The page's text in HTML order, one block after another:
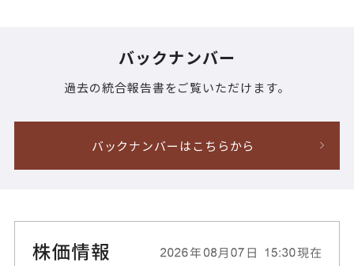
バックナンバー
過去の統合報告書をご覧いただけます。
バックナンバーはこちらから